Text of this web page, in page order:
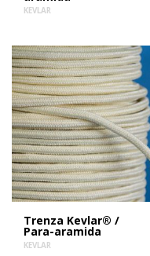
KEVLAR
Trenza Kevlar® /
Para-aramida
KEVLAR